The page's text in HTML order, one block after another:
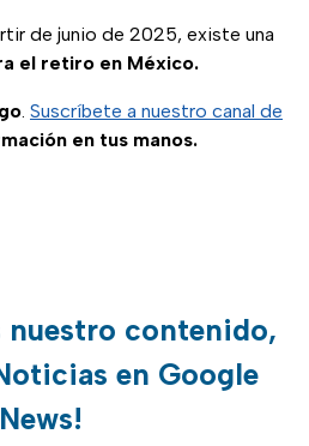
de junio de 2025, existe una
el retiro en México.
. Suscríbete a nuestro canal de
en tus manos.
nuestro contenido,
en Google
News!